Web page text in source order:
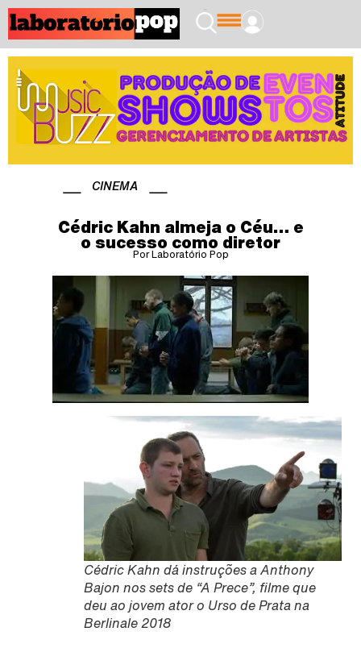
CINEMA
Cédric Kahn almeja o Céu… e
o sucesso como diretor
Por Laboratório Pop
Cédric Kahn dá instruções a Anthony
Bajon nos sets de “A Prece”, filme que
deu ao jovem ator o Urso de Prata na
Berlinale 2018